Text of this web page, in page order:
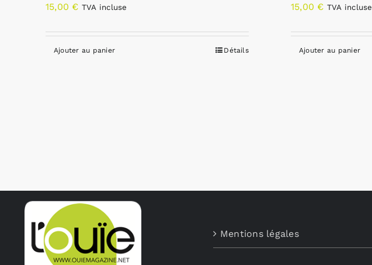
15,00 € TVA incluse
Ajouter au panier Détails
15,00 € TVA incluse
Ajouter au panier
Mentions légales